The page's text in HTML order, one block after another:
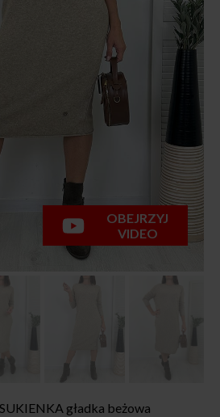
OBEJRZYJ
VIDEO
gładka beżowa